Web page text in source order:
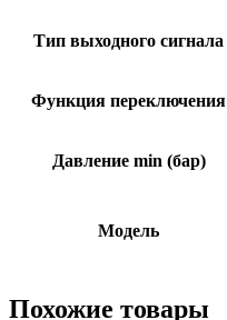
Тип выходного сигнала
Функция переключения
Давление min (бар)
Модель
Похожие товары